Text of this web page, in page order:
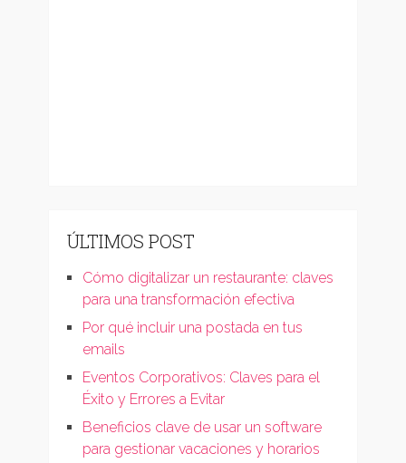
ÚLTIMOS POST
Cómo digitalizar un restaurante: claves
para una transformación efectiva
Por qué incluir una postada en tus
emails
Eventos Corporativos: Claves para el
Éxito y Errores a Evitar
Beneficios clave de usar un software
para gestionar vacaciones y horarios